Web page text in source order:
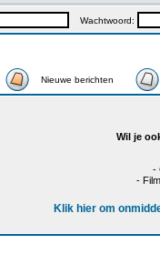
Wachtwoord:
Nieuwe berichten
Wil je
-
-
Klik hier om